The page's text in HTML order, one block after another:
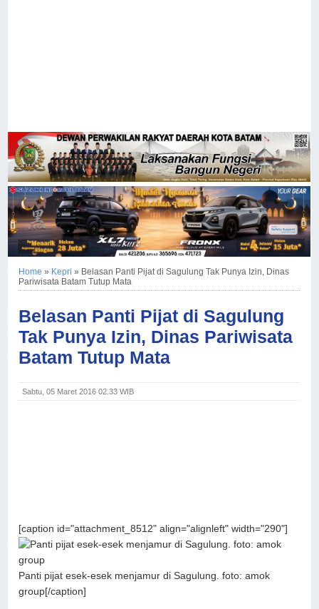
Home » Kepri » Belasan Panti Pijat di Sagulung Tak Punya Izin, Dinas
Pariwisata Batam Tutup Mata
Belasan Panti Pijat di Sagulung
Tak Punya Izin, Dinas Pariwisata
Batam Tutup Mata
Sabtu, 05 Maret 2016 02.33 WIB
[caption id="attachment_8512" align="alignleft" width="290"]
Panti pijat esek-esek menjamur di Sagulung. foto: amok
group[/caption]